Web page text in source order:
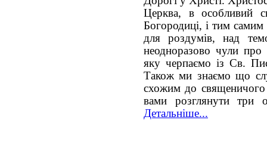
Церква, в особливий
Богородиці, і тим
для роздумів, над
неодноразово чули про
яку черпаємо із Св.
Також ми знаємо що
схожим до священичого
вами розглянути три
Детальніше...